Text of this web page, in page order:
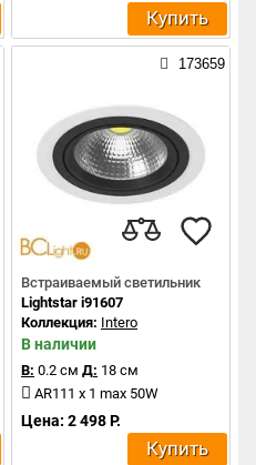
Купить
173659
Встраиваемый светильник
Lightstar i91607
Коллекция: Intero
В наличии
В: 0.2 см Д: 18 см
AR111 x 1 max 50W
Цена: 2 498 Р.
Купить